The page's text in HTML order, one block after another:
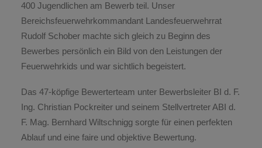
400 Jugendlichen am Bewerb teil. Unser
Bereichsfeuerwehrkommandant Landesfeuerwehrrat
Rudolf Schober machte sich gleich zu Beginn des
Bewerbes persönlich ein Bild von den Leistungen der
Feuerwehrkids und war sichtlich begeistert.
Das 47-köpfige Bewerterteam unter Bewerbsleiter BI d. F.
Ing. Christian Pockreiter und seinem Stellvertreter ABI d.
F. Mag. Bernhard Wiltschnigg sorgte für einen perfekten
Ablauf und eine faire und objektive Bewertung.